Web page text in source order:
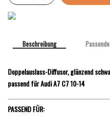
Beschreibung
Doppelauslass-Diffusor, glänzend
passend für Audi A7 C7 10-14
PASSEND FÜR: